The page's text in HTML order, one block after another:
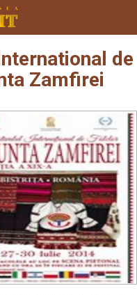
de
Zamfirei